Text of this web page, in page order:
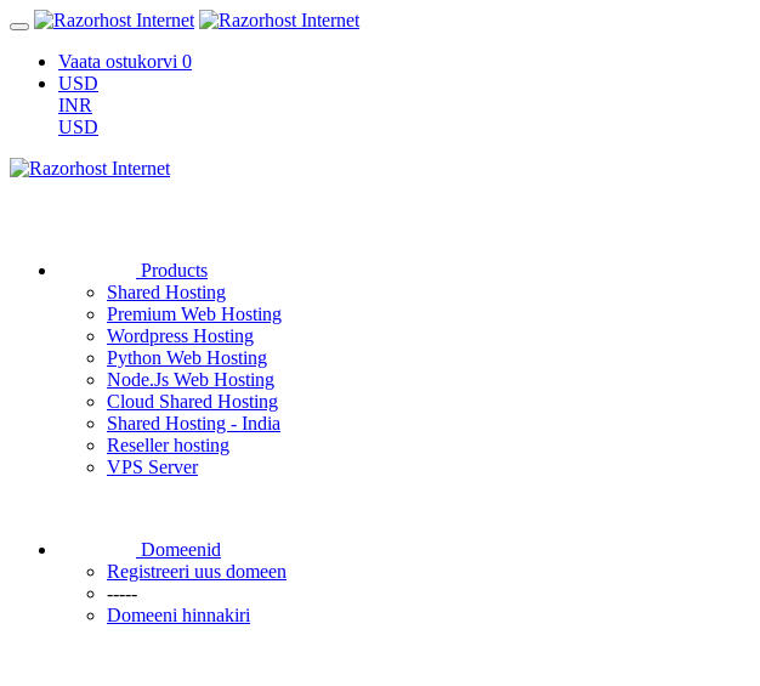
Vaata ostukorvi 0
USD
INR
USD
Products
Shared Hosting
Premium Web Hosting
Wordpress Hosting
Python Web Hosting
Node.Js Web Hosting
Cloud Shared Hosting
Shared Hosting - India
Reseller hosting
VPS Server
Domeenid
Registreeri uus domeen
-----
Domeeni hinnakiri